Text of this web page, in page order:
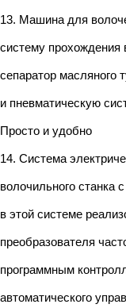
13. Машина для
систему прохождения
сепаратор масляного
и пневматическую
Просто и удобно
14. Система
волочильного станка
в этой системе
преобразователя
программным
автоматического